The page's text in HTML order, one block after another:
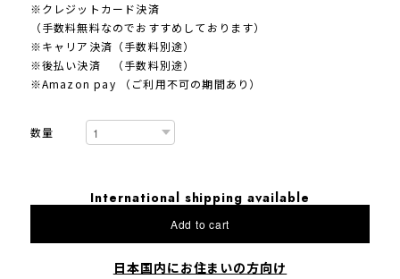
※クレジットカード決済
（手数料無料なのでおすすめしております）
※キャリア決済（手数料別途）
※後払い決済 （手数料別途）
※Amazon pay （ご利用不可の期間あり）
数量
International shipping available
Add to cart
日本国内にお住まいの方向け